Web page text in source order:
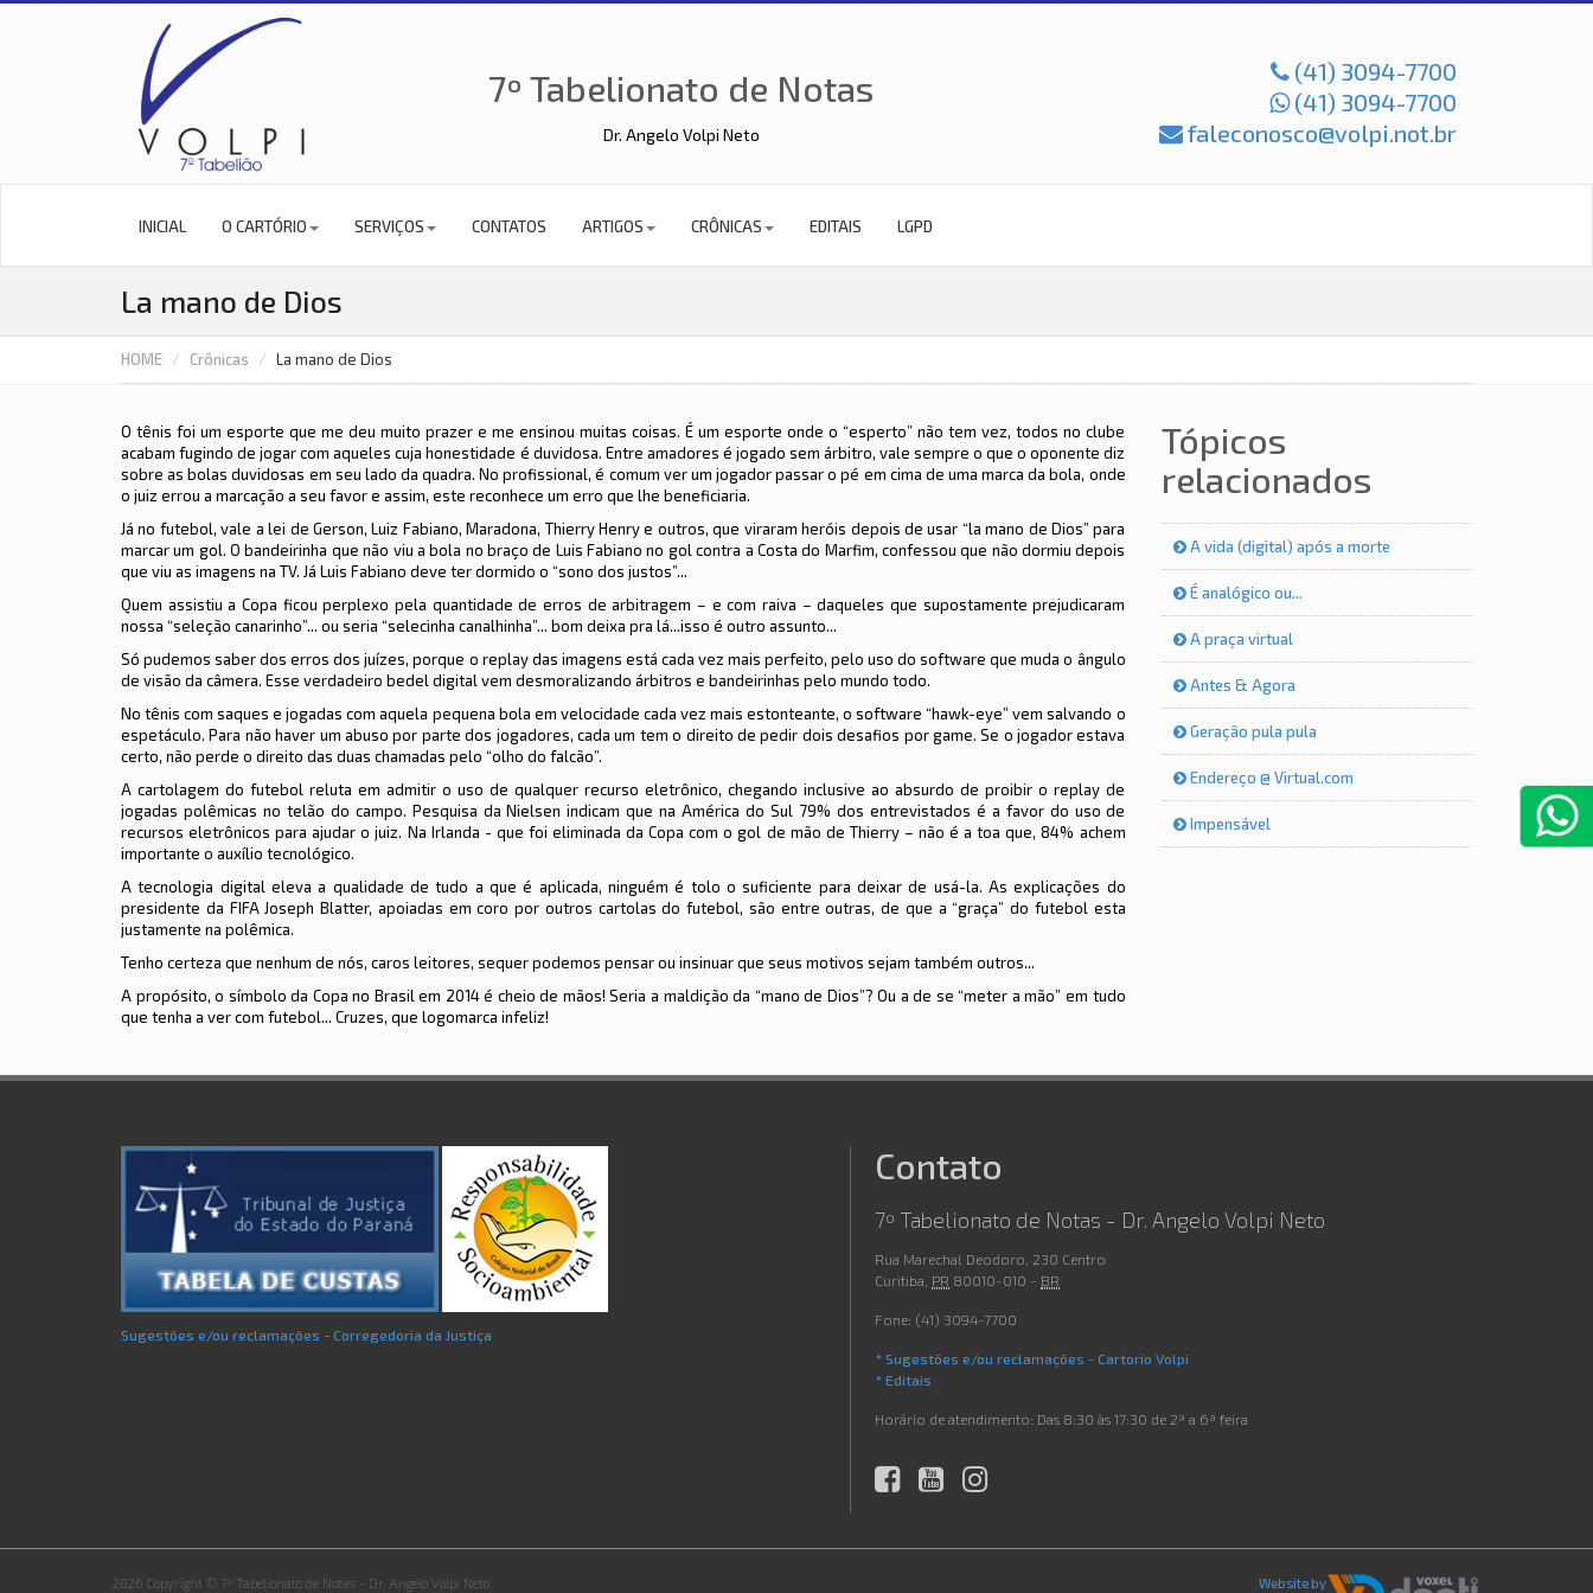
7º Tabelionato de Notas
Dr. Angelo Volpi Neto
(41) 3094-7700
(41) 3094-7700
faleconosco@volpi.not.br
INICIAL O CARTÓRIO SERVIÇOS CONTATOS ARTIGOS CRÔNICAS EDITAIS LGPD
La mano de Dios
HOME Crônicas La mano de Dios
O tênis foi um esporte que me deu muito prazer e me ensinou muitas coisas. É um esporte onde o “esperto” não tem vez, todos no clube
acabam fugindo de jogar com aqueles cuja honestidade é duvidosa. Entre amadores é jogado sem árbitro, vale sempre o que o oponente diz
sobre as bolas duvidosas em seu lado da quadra. No profissional, é comum ver um jogador passar o pé em cima de uma marca da bola, onde
o juiz errou a marcação a seu favor e assim, este reconhece um erro que lhe beneficiaria.
Já no futebol, vale a lei de Gerson, Luiz Fabiano, Maradona, Thierry Henry e outros, que viraram heróis depois de usar “la mano de Dios” para
marcar um gol. O bandeirinha que não viu a bola no braço de Luis Fabiano no gol contra a Costa do Marfim, confessou que não dormiu depois
que viu as imagens na TV. Já Luis Fabiano deve ter dormido o “sono dos justos”...
Quem assistiu a Copa ficou perplexo pela quantidade de erros de arbitragem – e com raiva – daqueles que supostamente prejudicaram
nossa “seleção canarinho”... ou seria “selecinha canalhinha”... bom deixa pra lá...isso é outro assunto...
Só pudemos saber dos erros dos juízes, porque o replay das imagens está cada vez mais perfeito, pelo uso do software que muda o ângulo
de visão da câmera. Esse verdadeiro bedel digital vem desmoralizando árbitros e bandeirinhas pelo mundo todo.
No tênis com saques e jogadas com aquela pequena bola em velocidade cada vez mais estonteante, o software “hawk-eye” vem salvando o
espetáculo. Para não haver um abuso por parte dos jogadores, cada um tem o direito de pedir dois desafios por game. Se o jogador estava
certo, não perde o direito das duas chamadas pelo “olho do falcão”.
A cartolagem do futebol reluta em admitir o uso de qualquer recurso eletrônico, chegando inclusive ao absurdo de proibir o replay de
jogadas polêmicas no telão do campo. Pesquisa da Nielsen indicam que na América do Sul 79% dos entrevistados é a favor do uso de
recursos eletrônicos para ajudar o juiz. Na Irlanda - que foi eliminada da Copa com o gol de mão de Thierry – não é a toa que, 84% achem
importante o auxílio tecnológico.
A tecnologia digital eleva a qualidade de tudo a que é aplicada, ninguém é tolo o suficiente para deixar de usá-la. As explicações do
presidente da FIFA Joseph Blatter, apoiadas em coro por outros cartolas do futebol, são entre outras, de que a “graça” do futebol esta
justamente na polêmica.
Tenho certeza que nenhum de nós, caros leitores, sequer podemos pensar ou insinuar que seus motivos sejam também outros...
A propósito, o símbolo da Copa no Brasil em 2014 é cheio de mãos! Seria a maldição da “mano de Dios”? Ou a de se “meter a mão” em tudo
que tenha a ver com futebol... Cruzes, que logomarca infeliz!
Tópicos
relacionados
A vida (digital) após a morte
É analógico ou...
A praça virtual
Antes & Agora
Geração pula pula
Endereço @ Virtual.com
Impensável
Sugestões e/ou reclamações - Corregedoria da Justiça
Contato
7º Tabelionato de Notas - Dr. Angelo Volpi Neto
Rua Marechal Deodoro, 230 Centro
Curitiba PR 80010-010 - BR
Fone: (41) 3094-7700
* Sugestões e/ou reclamações - Cartorio Volpi
* Editais
Horário de atendimento: Das 8:30 às 17:30 de 2ª a 6ª feira
2026 Copyright © 7º Tabelionato de Notas - Dr. Angelo Volpi Neto Website by